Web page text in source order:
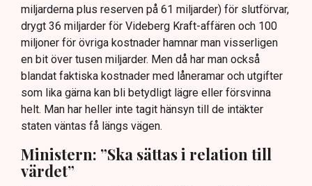
miljarderna plus reserven på 61 miljarder) för slutförvar,
drygt 36 miljarder för Videberg Kraft-affären och 100
miljoner för övriga kostnader hamnar man visserligen
en bit över tusen miljarder. Men då har man också
blandat faktiska kostnader med låneramar och utgifter
som lika gärna kan bli betydligt lägre eller försvinna
helt. Man har heller inte tagit hänsyn till de intäkter
staten väntas få längs vägen.
Ministern: ”Ska sättas i relation till
värdet”